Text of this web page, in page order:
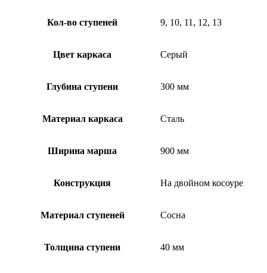
Кол-во ступеней 9, 10, 11, 12, 13
Цвет каркаса Серый
Глубина ступени 300 мм
Материал каркаса Сталь
Ширина марша 900 мм
Конструкция На двойном косоуре
Материал ступеней Сосна
Толщина ступени 40 мм